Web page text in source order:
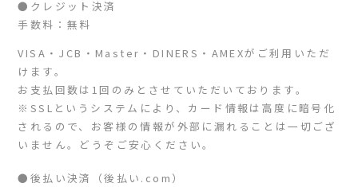
●クレジット決済
手数料：無料
VISA・JCB・Master・DINERS・AMEXがご利用いただ
けます。
お支払回数は1回のみとさせていただいております。
※SSLというシステムにより、カード情報は高度に暗号化
されるので、お客様の情報が外部に漏れることは一切ござ
いません。どうぞご安心ください。
●後払い決済（後払い.com）